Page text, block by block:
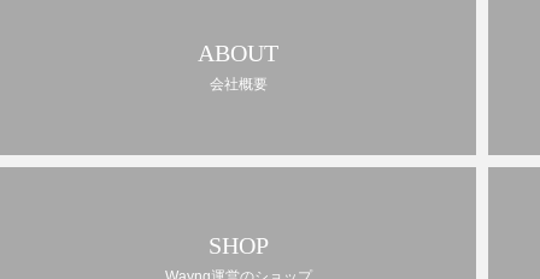
ABOUT
会社概要
SHOP